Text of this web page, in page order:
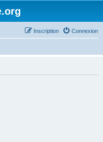
Connexion
Inscription